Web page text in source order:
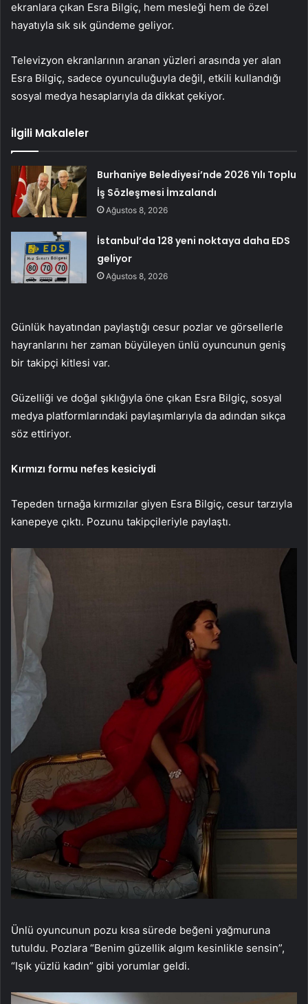
ekranlara çıkan Esra Bilgiç, hem mesleği hem de özel
hayatıyla sık sık gündeme geliyor.
Televizyon ekranlarının aranan yüzleri arasında yer alan
Esra Bilgiç, sadece oyunculuğuyla değil, etkili kullandığı
sosyal medya hesaplarıyla da dikkat çekiyor.
İlgili Makaleler
Burhaniye Belediyesi’nde 2026 Yılı Toplu
İş Sözleşmesi İmzalandı
Ağustos 8, 2026
İstanbul’da 128 yeni noktaya daha EDS
geliyor
Ağustos 8, 2026
Günlük hayatından paylaştığı cesur pozlar ve görsellerle
hayranlarını her zaman büyüleyen ünlü oyuncunun geniş
bir takipçi kitlesi var.
Güzelliği ve doğal şıklığıyla öne çıkan Esra Bilgiç, sosyal
medya platformlarındaki paylaşımlarıyla da adından sıkça
söz ettiriyor.
Kırmızı formu nefes kesiciydi
Tepeden tırnağa kırmızılar giyen Esra Bilgiç, cesur tarzıyla
kanepeye çıktı. Pozunu takipçileriyle paylaştı.
Ünlü oyuncunun pozu kısa sürede beğeni yağmuruna
tutuldu. Pozlara “Benim güzellik algım kesinlikle sensin”,
“Işık yüzlü kadın” gibi yorumlar geldi.